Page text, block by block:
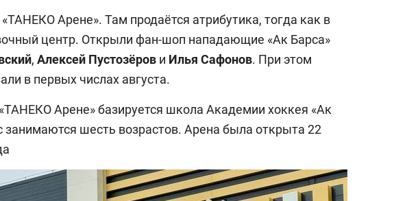
Арене». Там продаётся атрибутика, тогда как в
центр. Открыли фан-шоп нападающие «Ак Барса»
, Алексей Пустозёров и Илья Сафонов. При этом
в первых числах августа.
Арене» базируется школа Академии хоккея «Ак
занимаются шесть возрастов. Арена была открыта 22